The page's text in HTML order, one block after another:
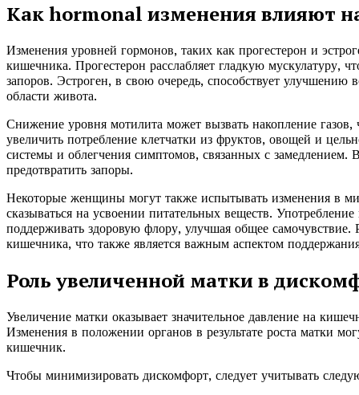
Как hormonal изменения влияют
Изменения уровней гормонов, таких как прогестерон и
кишечника. Прогестерон расслабляет гладкую мускулатуру,
запоров. Эстроген, в свою очередь, способствует
области живота.
Снижение уровня мотилита может вызвать накопление
увеличить потребление клетчатки из фруктов, овощей и
системы и облегчения симптомов, связанных с
предотвратить запоры.
Некоторые женщины могут также испытывать изменения в
сказываться на усвоении питательных веществ.
поддерживать здоровую флору, улучшая общее самочувствие.
кишечника, что также является важным аспектом
Роль увеличенной матки в
Увеличение матки оказывает значительное давление на
Изменения в положении органов в результате роста матки
кишечник.
Чтобы минимизировать дискомфорт, следует учитывать